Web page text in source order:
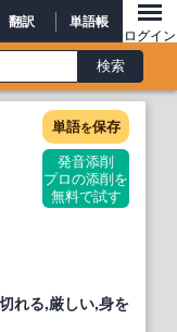
翻訳 単語帳
ログイン
単語を保存
発音添削
プロの添削を
無料で試す
れる,厳しい,身を